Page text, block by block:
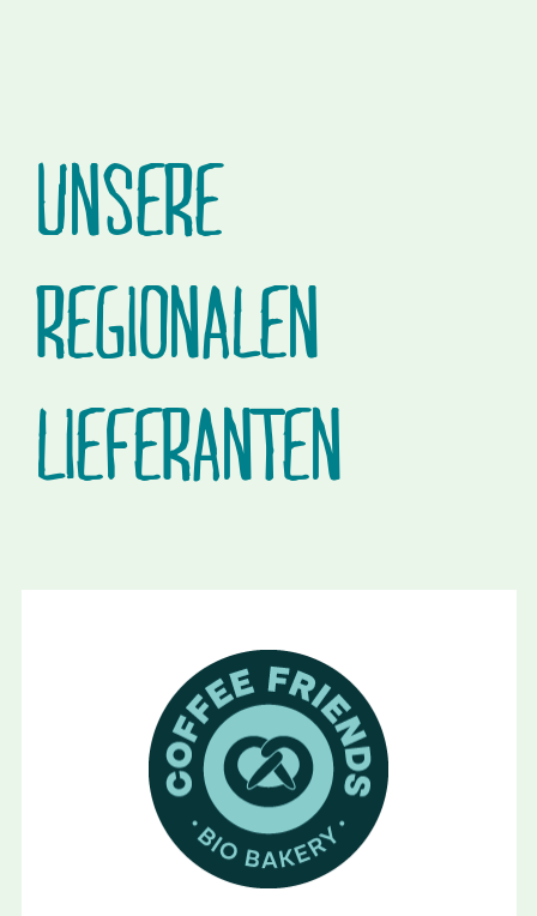
UNSERE
REGIONALEN
LIEFERANTEN